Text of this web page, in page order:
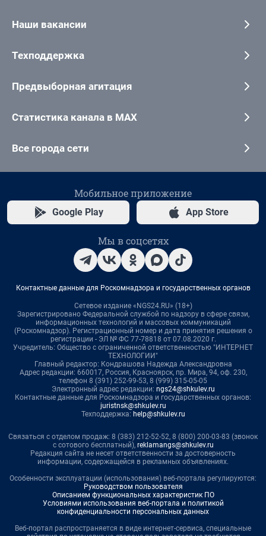
Наши вакансии
Техподдержка
Предвыборная агитация
Статистика канала в MAX
Все города сети
Мобильное приложение
Google Play App Store
Мы в соцсетях
Контактные данные для Роскомнадзора и государственных органов
Сетевое издание «NGS24.RU» (18+)
Зарегистрировано Федеральной службой по надзору в сфере связи,
информационных технологий и массовых коммуникаций
(Роскомнадзор). Регистрационный номер и дата принятия решения о
регистрации - ЭЛ № ФС 77-78818 от 07.08.2020 г.
Учредитель: Общество с ограниченной ответственностью "ИНТЕРНЕТ
ТЕХНОЛОГИИ"
Главный редактор: Кондрашова Надежда Александровна
Адрес редакции: 660017, Россия, Красноярск, пр. Мира, 94, оф. 230,
телефон 8 (391) 252-99-53, 8 (999) 315-05-05
Электронный адрес редакции: ngs24@shkulev.ru
Контактные данные для Роскомнадзора и государственных органов:
juristnsk@shkulev.ru
Техподдержка: help@shkulev.ru
Связаться с отделом продаж: 8 (383) 212-52-52, 8 (800) 200-03-83 (звонок
с сотового бесплатный), reklamangs@shkulev.ru
Редакция сайта не несет ответственности за достоверность
информации, содержащейся в рекламных объявлениях.
Особенности эксплуатации (использования) веб-портала регулируются:
Руководством пользователя
Описанием функциональных характеристик ПО
Условиями использования веб-портала и политикой
конфиденциальности персональных данных
Веб-портал распространяется в виде интернет-сервиса, специальные